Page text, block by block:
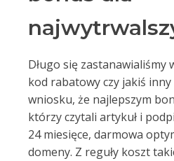
Długo się zastanawialiśmy
kod rabatowy czy jakiś
wniosku, że najlepszym
którzy czytali artykuł i
24 miesięce, darmowa
domeny. Z reguły koszt